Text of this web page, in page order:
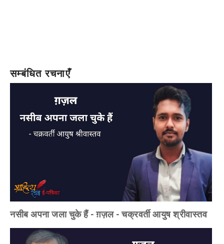
सम्बंधित रचनाएँ
नसीब अपना जला चुके हैं - ग़ज़ल - चक्रवर्ती आयुष श्रीवास्तव